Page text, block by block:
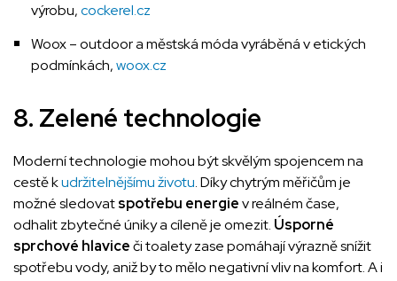
výrobu,cockerel.cz
Woox – outdoor a městská móda vyráběná v etických
podmínkách,woox.cz
8. Zelené technologie
Moderní technologie mohou být skvělým spojencem na
cestě kudržitelnějšímu životu. Díky chytrým měřičům je
možné sledovatspotřebu energiev reálném čase,
odhalit zbytečné úniky a cíleně je omezit. Úsporné
sprchové hlaviceči toalety zase pomáhají výrazně snížit
spotřebu vody, aniž by to mělo negativní vliv na komfort. A i